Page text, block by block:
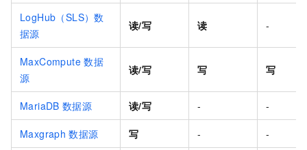
LogHub（SLS）数
据源
读/写 读 -
MaxCompute 数据
源
读/写 写 写
MariaDB 数据源 读/写 - -
Maxgraph 数据源 写 - -